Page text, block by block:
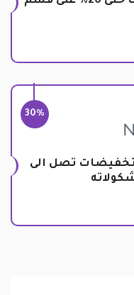
30%
تصل الى